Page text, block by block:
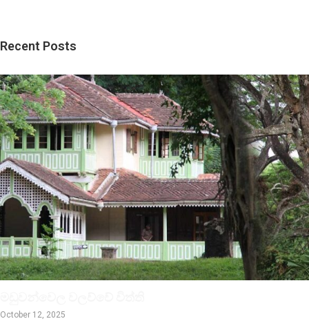
Recent Posts
October 12, 2025